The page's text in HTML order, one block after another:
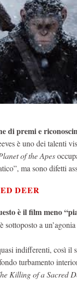
di premi e
è uno dei talenti
of the Apes
ma sono difetti
DEER
è il film meno
sottoposto a
indifferenti, così il
turbamento
Killing of a Sacred